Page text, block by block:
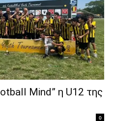
Mind” η U12 της
0